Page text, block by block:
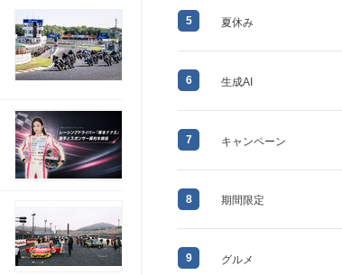
5 夏休み
6 生成AI
7 キャンペーン
8 期間限定
9 グルメ